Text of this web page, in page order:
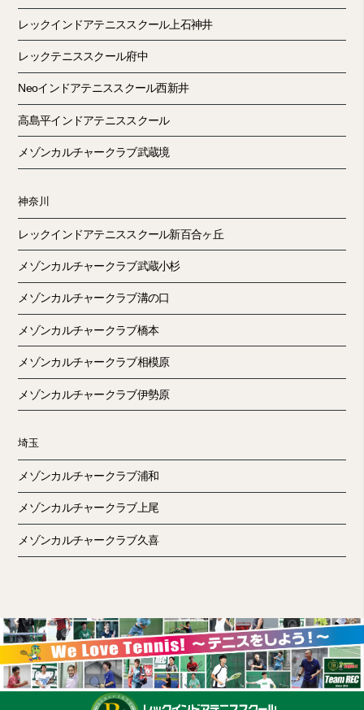
レックインドアテニススクール上石神井
レックテニススクール府中
Neoインドアテニススクール西新井
高島平インドアテニススクール
メゾンカルチャークラブ武蔵境
神奈川
レックインドアテニススクール新百合ヶ丘
メゾンカルチャークラブ武蔵小杉
メゾンカルチャークラブ溝の口
メゾンカルチャークラブ橋本
メゾンカルチャークラブ相模原
メゾンカルチャークラブ伊勢原
埼玉
メゾンカルチャークラブ浦和
メゾンカルチャークラブ上尾
メゾンカルチャークラブ久喜